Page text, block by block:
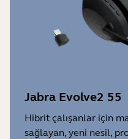
Jabra Evolve2 55
Hibrit çalışanlar için
sağlayan, yeni nesil,